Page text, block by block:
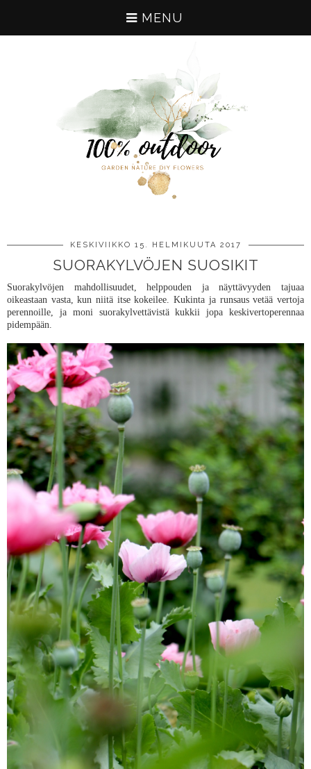
MENU
KESKIVIIKKO 15. HELMIKUUTA 2017
SUORAKYLVÖJEN SUOSIKIT
Suorakylvöjen mahdollisuudet, helppouden ja näyttävyyden tajuaa
oikeastaan vasta, kun niitä itse kokeilee. Kukinta ja runsaus vetää vertoja
perennoille, ja moni suorakylvettävistä kukkii jopa keskivertoperennaa
pidempään.